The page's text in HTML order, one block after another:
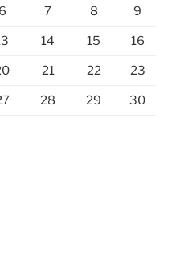
6 7 8 9
14 15 16
21 22 23
28 29 30